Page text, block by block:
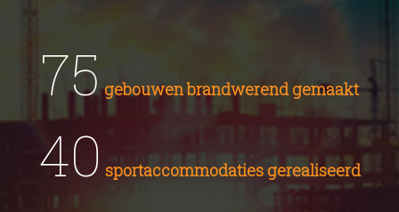
75 gebouwen brandwerend gemaakt
40 sportaccommodaties gerealiseerd